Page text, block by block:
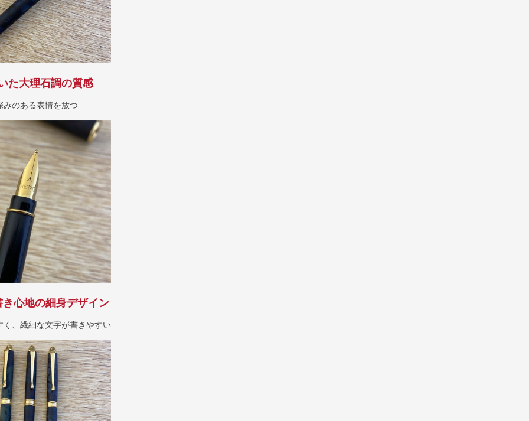
た大理石調の質感
みのある表情を放つ
心地の細身デザイン
、繊細な文字が書きやすい